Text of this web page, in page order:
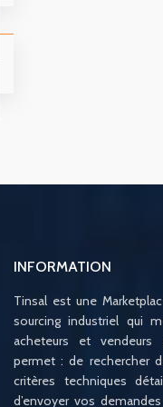
INFORMATION
Tinsal est une
sourcing industriel qui
acheteurs et vendeurs
permet : de rechercher
critères techniques
d’envoyer vos